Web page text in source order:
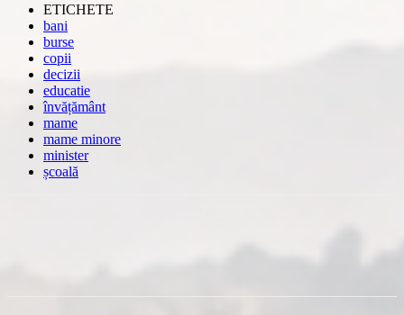
ETICHETE
bani
burse
copii
decizii
educatie
învățământ
mame
mame minore
minister
școală